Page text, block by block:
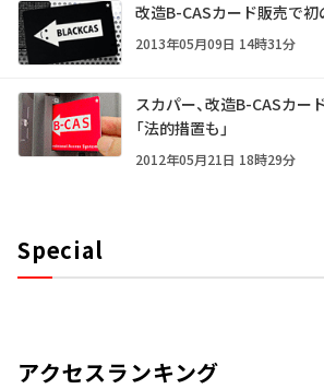
改造B-CASカード販売で初
2013年05月09日 14時31分
スカパー、改造B-CASカー
「法的措置も」
2012年05月21日 18時29分
Special
アクセスランキング